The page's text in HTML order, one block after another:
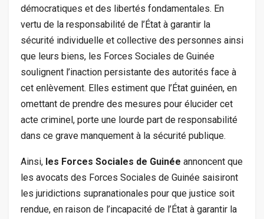
démocratiques et des libertés fondamentales. En
vertu de la responsabilité de l’État à garantir la
sécurité individuelle et collective des personnes ainsi
que leurs biens, les Forces Sociales de Guinée
soulignent l’inaction persistante des autorités face à
cet enlèvement. Elles estiment que l’État guinéen, en
omettant de prendre des mesures pour élucider cet
acte criminel, porte une lourde part de responsabilité
dans ce grave manquement à la sécurité publique.
Ainsi, les Forces Sociales de Guinée annoncent que
les avocats des Forces Sociales de Guinée saisiront
les juridictions supranationales pour que justice soit
rendue, en raison de l’incapacité de l’État à garantir la